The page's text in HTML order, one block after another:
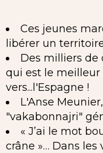
Ces jeunes
libérer un
Des milliers de
qui est le
vers...l'Espagne !
L'Anse
"vakabonnajri"
« J’ai le mot
crâne »… Dans les